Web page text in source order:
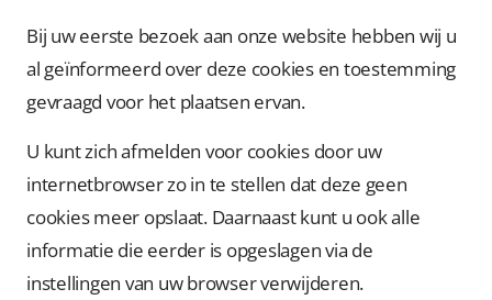
Bij uw eerste bezoek aan onze website hebben wij u
al geïnformeerd over deze cookies en toestemming
gevraagd voor het plaatsen ervan.
U kunt zich afmelden voor cookies door uw
internetbrowser zo in te stellen dat deze geen
cookies meer opslaat. Daarnaast kunt u ook alle
informatie die eerder is opgeslagen via de
instellingen van uw browser verwijderen.